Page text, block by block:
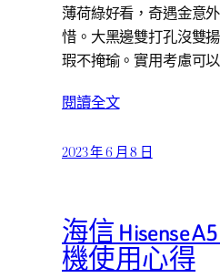
薄荷綠好看，奇遇金意
惜。大黑邊雙打孔沒雙
瑕不掩瑜。實用考慮可
閱讀全文
2023 年 6 月 8 日
海信 Hisense
機使用心得